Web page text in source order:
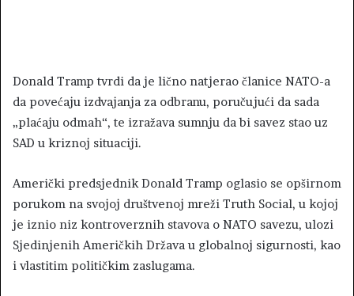
Donald Tramp tvrdi da je lično natjerao članice NATO-a
da povećaju izdvajanja za odbranu, poručujući da sada
„plaćaju odmah“, te izražava sumnju da bi savez stao uz
SAD u kriznoj situaciji.
Američki predsjednik Donald Tramp oglasio se opširnom
porukom na svojoj društvenoj mreži Truth Social, u kojoj
je iznio niz kontroverznih stavova o NATO savezu, ulozi
Sjedinjenih Američkih Država u globalnoj sigurnosti, kao
i vlastitim političkim zaslugama.